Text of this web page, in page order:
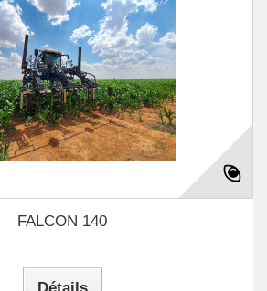
FALCON 140